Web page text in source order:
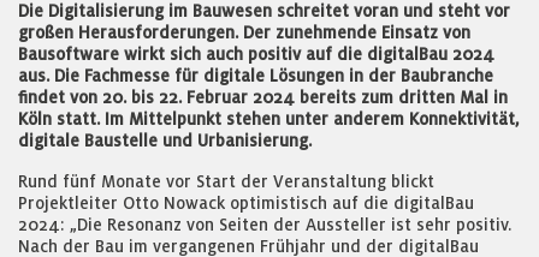
Die Digitalisierung im Bauwesen schreitet voran und steht vor
großen Herausforderungen. Der zunehmende Einsatz von
Bausoftware wirkt sich auch positiv auf die digitalBau 2024
aus. Die Fachmesse für digitale Lösungen in der Baubranche
findet von 20. bis 22. Februar 2024 bereits zum dritten Mal in
Köln statt. Im Mittelpunkt stehen unter anderem Konnektivität,
digitale Baustelle und Urbanisierung.
Rund fünf Monate vor Start der Veranstaltung blickt
Projektleiter Otto Nowack optimistisch auf die digitalBau
2024: „Die Resonanz von Seiten der Aussteller ist sehr positiv.
Nach der Bau im vergangenen Frühjahr und der digitalBau